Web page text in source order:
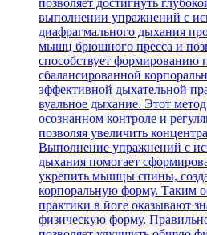
выполнении упражнений с
диафрагмального дыхания
мышц брюшного пресса и
способствует формированию
сбалансированной
эффективной дыхательной
вуальное дыхание. Этот метод
осознанном контроле и
позволяя увеличить
Выполнение упражнений с
дыхания помогает
укрепить мышцы спины,
корпоральную форму. Таким
практики в йоге оказывают
физическую форму.